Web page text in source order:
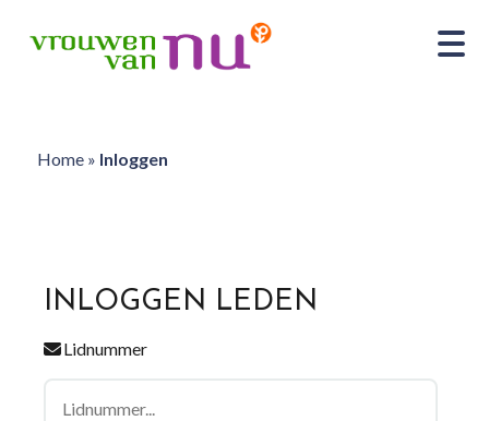
Home» Inloggen
INLOGGEN LEDEN
Lidnummer